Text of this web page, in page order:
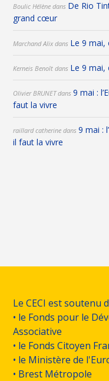
Boulic Hélène dans De Rio
grand cœur
Marchand Alix dans Le 9
Kerneis Benoît dans Le 9
Olivier BRUNETdans9 mai :
faut la vivre
raillard catherine dans9 mai :
il faut la vivre
Le CECI est soutenu
• le Fonds pour le
Associative
• le Fonds Citoyen
• le Ministère de
• Brest Métropole